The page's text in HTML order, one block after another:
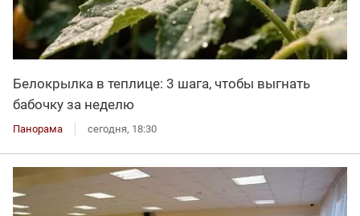
Белокрылка в теплице: 3 шага, чтобы выгнать
бабочку за неделю
Панорама сегодня, 18:30